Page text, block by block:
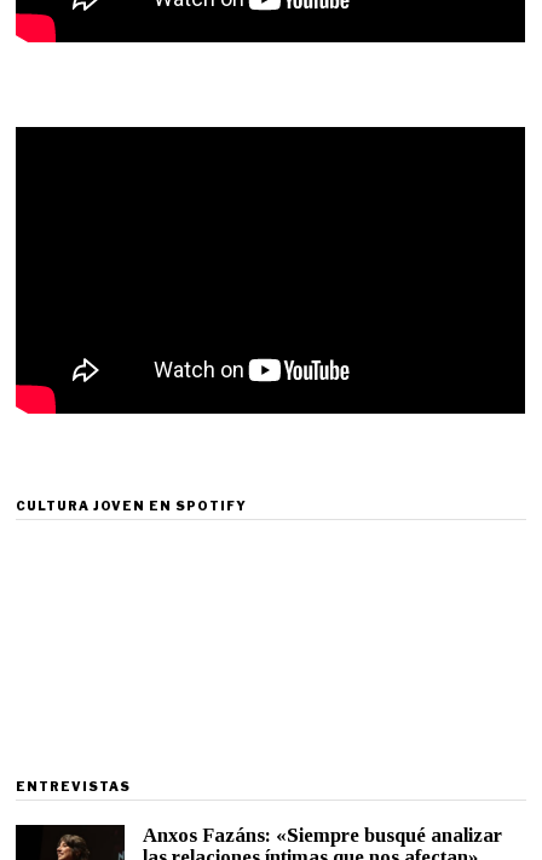
CULTURA JOVEN EN SPOTIFY
ENTREVISTAS
Anxos Fazáns: «Siempre busqué analizar